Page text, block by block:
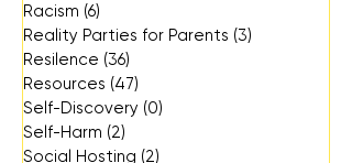
Racism (6)
Reality Parties for Parents (3)
Resilence (36)
Resources (47)
Self-Discovery (0)
Self-Harm (2)
Social Hosting (2)